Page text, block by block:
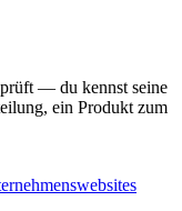
— du kennst seine
ein Produkt zum